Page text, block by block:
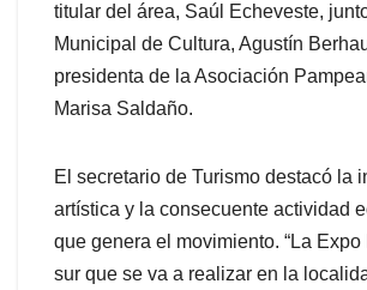
titular del área, Saúl Echeveste,
Municipal de Cultura, Agustín
presidenta de la Asociación
Marisa Saldaño.
El secretario de Turismo destacó la
artística y la consecuente actividad
que genera el movimiento. “La
sur que se va a realizar en la